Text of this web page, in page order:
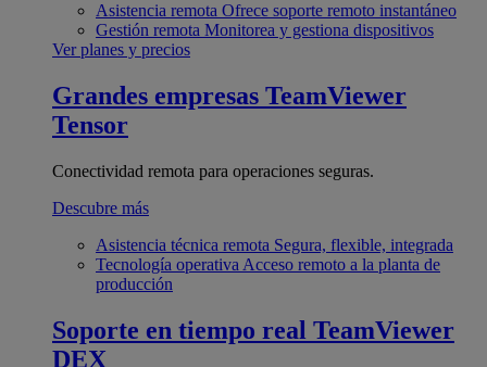
Asistencia remota Ofrece soporte remoto instantáneo
Gestión remota Monitorea y gestiona dispositivos
Ver planes y precios
Grandes empresas TeamViewer
Tensor
Conectividad remota para operaciones seguras.
Descubre más
Asistencia técnica remota Segura, flexible, integrada
Tecnología operativa Acceso remoto a la planta de
producción
Soporte en tiempo real TeamViewer
DEX